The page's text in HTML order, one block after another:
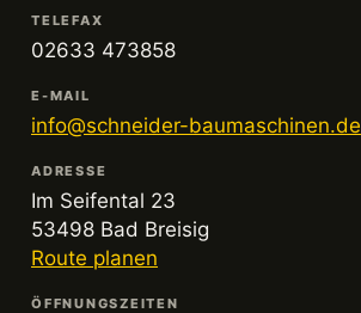
TELEFAX
02633 473858
E-MAIL
info@schneider-baumaschinen.de
ADRESSE
Im Seifental 23
53498 Bad Breisig
Route planen
ÖFFNUNGSZEITEN